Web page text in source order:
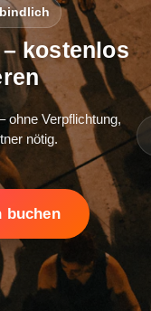
kostenlos
ohne Verpflichtung,
nötig.
buchen